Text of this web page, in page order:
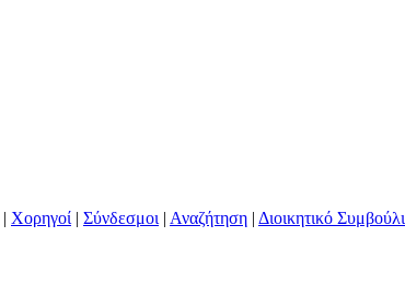
| Χορηγοί | Σύνδεσμοι | Αναζήτηση | Διοικητικό